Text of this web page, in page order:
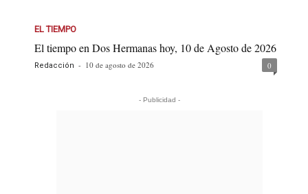
EL TIEMPO
El tiempo en Dos Hermanas hoy, 10 de Agosto de 2026
Redacción - 10 de agosto de 2026 0
- Publicidad -